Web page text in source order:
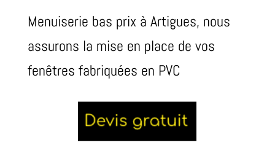
Menuiserie bas prix à Artigues, nous
assurons la mise en place de vos
fenêtres fabriquées en PVC